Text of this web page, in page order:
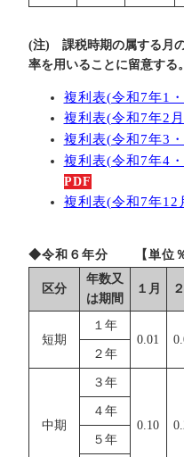
(注) 課税時期の属する月
率を用いることに留意する。
複利表(令和7年1
複利表(令和7年2
複利表(令和7年3
複利表(令和7年4
PDF
複利表(令和7年12
◆令和６年分 【単位％
区分
年数又
は期間
１月
短期
１年
0.01
２年
中期
３年
0.10
４年
５年